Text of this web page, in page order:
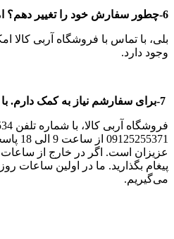
6-چطور سفارش خود را تغییر دهم؟ امکان لغو سفارش وجود دارد؟
بلی، با تماس با فروشگاه آربی کالا
وجود دارد.
عزیزان است. اگر در خارج از ساعات
پیغام بگذارید. ما در اولین ساعات
می‌گیریم.